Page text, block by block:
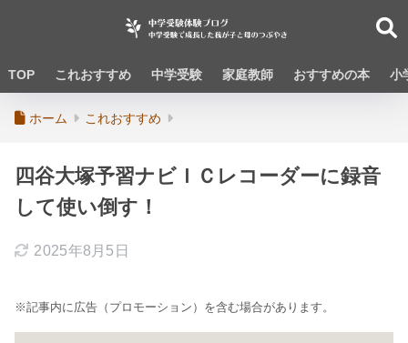
TOP これおすすめ 中学受験 家庭教師 おすすめの本 小
ホーム これおすすめ
四谷大塚予習ナビＩＣレコーダーに録音
して使い倒す！
2025年8月5日
※記事内に広告（プロモーション）を含む場合があります。